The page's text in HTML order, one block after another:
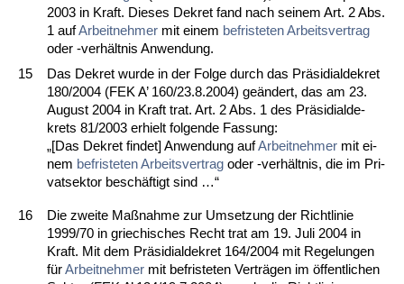
2003 in Kraft. Die­ses De­kret fand nach sei­nem Art. 2 Abs.
1 aufAr­beit­neh­mer mit ei­nem be­fris­te­ten Ar­beits­ver­trag
oder -verhält­nis An­wen­dung.
15
Das De­kret wur­de in der Fol­ge durch das Präsi­di­al­de­kret
180/2004 (FEK A’ 160/23.8.2004) geändert, das am 23.
Au­gust 2004 in Kraft trat. Art. 2 Abs. 1 des Präsi­di­al­de­
krets 81/2003 er­hielt fol­gen­de Fas­sung:
„[Das De­kret fin­det] An­wen­dung aufAr­beit­neh­mer mit ei­
nem be­fris­te­ten Ar­beits­ver­trag oder -verhält­nis, die im Pri­
vat­sek­tor beschäftigt sind …“
16
Die zwei­te Maßnah­me zur Um­set­zung der Richt­li­nie
1999/70 in grie­chi­sches Recht trat am 19. Ju­li 2004 in
Kraft. Mit dem Präsi­di­al­de­kret 164/2004 mit Re­ge­lun­gen
fürAr­beit­neh­mer mit be­fris­te­ten Verträgen im öffent­li­chen